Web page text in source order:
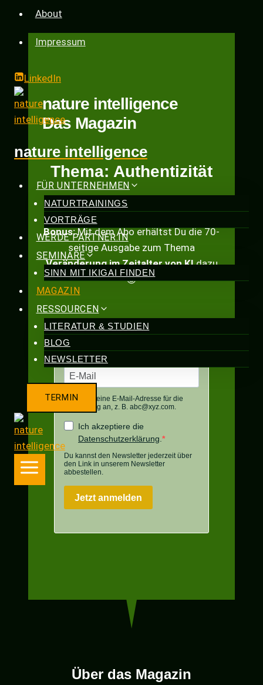
springen
About
Impressum
LinkedIn
nature intelligence
FÜR UNTERNEHMEN
NATURTRAININGS
VORTRÄGE
WERDE PARTNER:IN
SEMINARE
SINN MIT IKIGAI FINDEN
MAGAZIN
RESSOURCEN
LITERATUR & STUDIEN
BLOG
NEWSLETTER
TERMIN
nature intelligence
Das Magazin
Thema: Authentizität
Sichere Dirkostenlos
zum
Bonus:Mit dem Abo erhältst Du die 70-
seitige Ausgabe zum Thema
Veränderung im Zeitalter von KIdazu
😎
Über das Magazin